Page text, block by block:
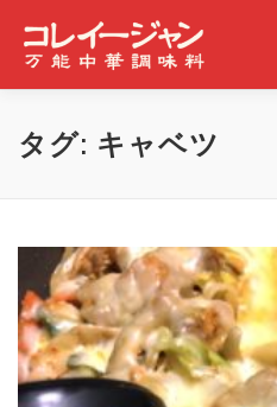
ホーム コレイージャンとは
問い合わせ
タグ: キャベツ